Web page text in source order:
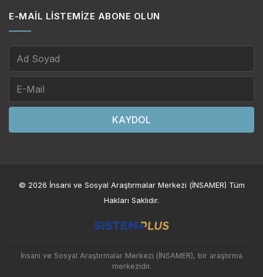
E-MAIL LISTEMIZE ABONE OLUN
KAYDOL
© 2026 İnsani ve Sosyal Araştırmalar Merkezi (İNSAMER) Tüm
Hakları Saklıdır.
İnsani ve Sosyal Araştırmalar Merkezi (İNSAMER), bir araştırma
merkezidir.